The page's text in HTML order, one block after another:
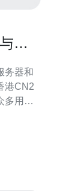
稳
务器和
港CN2
多用户